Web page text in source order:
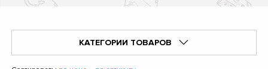
КАТЕГОРИИ ТОВАРОВ